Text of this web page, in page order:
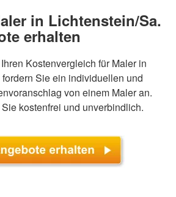
in Lichtenstein/Sa.
erhalten
Kostenvergleich für Maler in
Sie ein individuellen und
von einem Maler an.
kostenfrei und unverbindlich.